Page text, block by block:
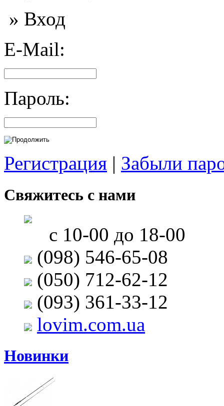
» Вход
E-Mail:
Пароль:
Регистрация | Забыли
Свяжитесь с нами
с 10-00 до 18-00
(098) 546-65-08
(050) 712-62-12
(093) 361-33-12
lovim.com.ua
Новинки